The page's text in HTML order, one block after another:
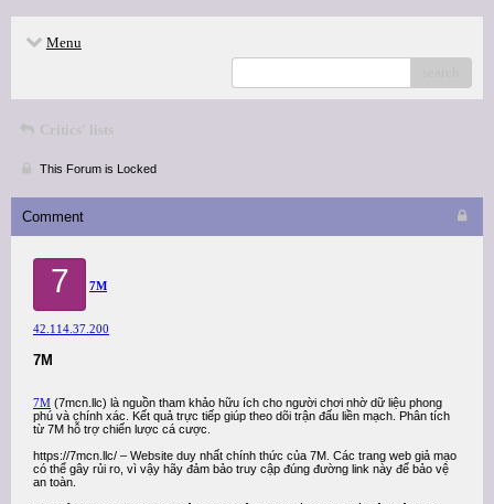
Menu
Critics' lists
This Forum is Locked
Comment
7 7M
42.114.37.200
7M
7M (7mcn.llc) là nguồn tham khảo hữu ích cho người chơi nhờ dữ liệu phong
phú và chính xác. Kết quả trực tiếp giúp theo dõi trận đấu liền mạch. Phân tích
từ 7M hỗ trợ chiến lược cá cược.
https://7mcn.llc/ – Website duy nhất chính thức của 7M. Các trang web giả mạo
có thể gây rủi ro, vì vậy hãy đảm bảo truy cập đúng đường link này để bảo vệ
an toàn.